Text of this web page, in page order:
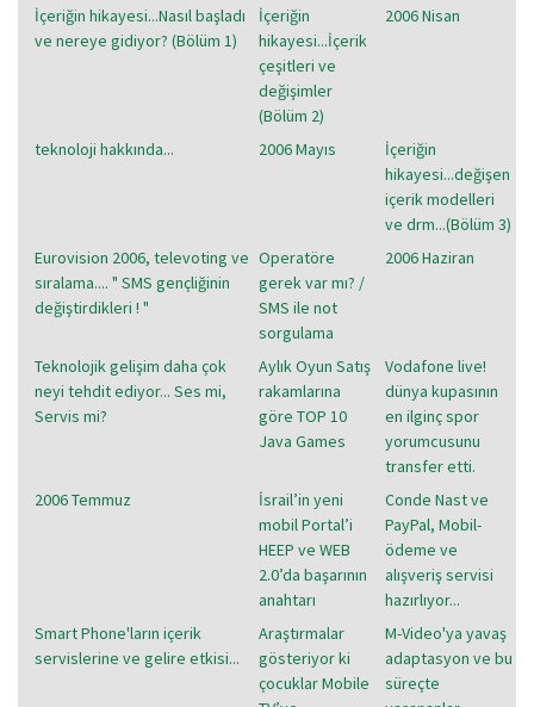
İçeriğin hikayesi...Nasıl başladı
ve nereye gidiyor? (Bölüm 1)
İçeriğin
hikayesi...İçerik
çeşitleri ve
değişimler
(Bölüm 2)
2006 Nisan
teknoloji hakkında... 2006 Mayıs
İçeriğin
hikayesi...değişen
içerik modelleri
ve drm...(Bölüm 3)
Eurovision 2006, televoting ve
sıralama.... " SMS gençliğinin
değiştirdikleri ! "
Operatöre
gerek var mı? /
SMS ile not
sorgulama
2006 Haziran
Teknolojik gelişim daha çok
neyi tehdit ediyor... Ses mi,
Servis mi?
Aylık Oyun Satış
rakamlarına
göre TOP 10
Java Games
Vodafone live!
dünya kupasının
en ilginç spor
yorumcusunu
transfer etti.
2006 Temmuz
İsrail’in yeni
mobil Portal’i
HEEP ve WEB
2.0’da başarının
anahtarı
Conde Nast ve
PayPal, Mobil-
ödeme ve
alışveriş servisi
hazırlıyor...
Smart Phone'ların içerik
servislerine ve gelire etkisi...
Araştırmalar
gösteriyor ki
çocuklar Mobile
M-Video'ya yavaş
adaptasyon ve bu
süreçte